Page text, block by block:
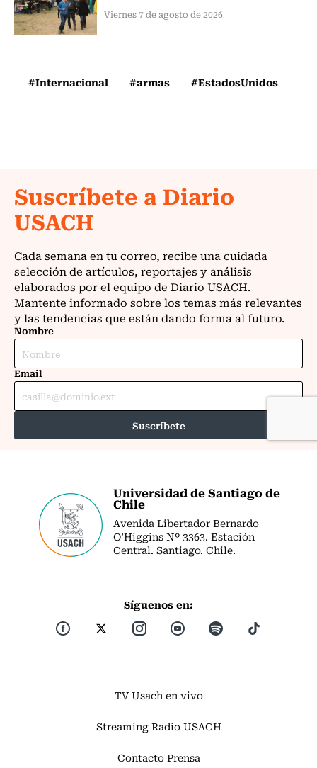
Viernes 7 de agosto de 2026
#Internacional #armas #EstadosUnidos
Universidad de Santiago de
Chile
Avenida Libertador Bernardo
O’Higgins Nº 3363. Estación
Central. Santiago. Chile.
Síguenos en:
TV Usach en vivo
Streaming Radio USACH
Contacto Prensa